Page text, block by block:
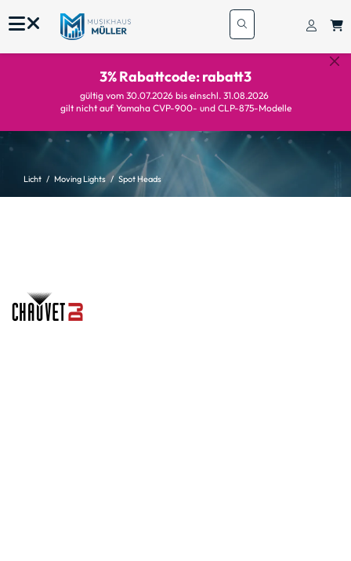
3% Rabattcode: rabatt3
gültig vom 30.07.2026 bis einschl. 31.08.2026
gilt nicht auf Yamaha CVP-900- und CLP-875-Modelle
Licht Moving Lights Spot Heads